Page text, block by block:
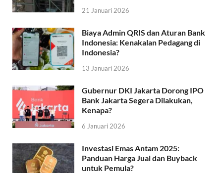
21 Januari 2026
Biaya Admin QRIS dan Aturan Bank
Indonesia: Kenakalan Pedagang di
Indonesia?
13 Januari 2026
Gubernur DKI Jakarta Dorong IPO
Bank Jakarta Segera Dilakukan,
Kenapa?
6 Januari 2026
Investasi Emas Antam 2025:
Panduan Harga Jual dan Buyback
untuk Pemula?